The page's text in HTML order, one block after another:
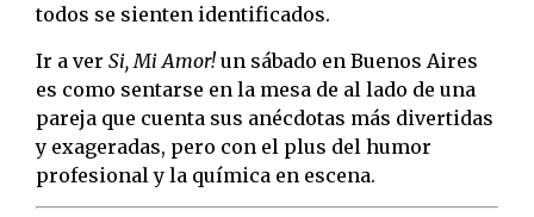
todos se sienten identificados.
Ir a ver Si, Mi Amor!un sábado en Buenos Aires
es como sentarse en la mesa de al lado de una
pareja que cuenta sus anécdotas más divertidas
y exageradas, pero con el plus del humor
profesional y la química en escena.